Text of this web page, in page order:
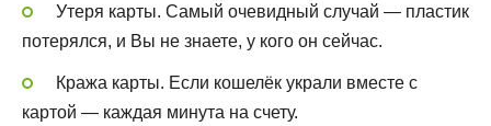
Утеря карты. Самый очевидный случай — пластик
потерялся, и Вы не знаете, у кого он сейчас.
Кража карты. Если кошелёк украли вместе с
картой — каждая минута на счету.